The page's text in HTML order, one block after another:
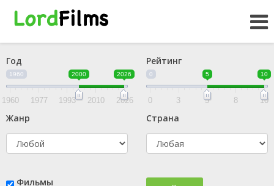
Год
1960 2000 2026
1960 1977 1993 2010 2026
Рейтинг
0 5 10
0 3 5 8 10
Жанр Страна
Фильмы